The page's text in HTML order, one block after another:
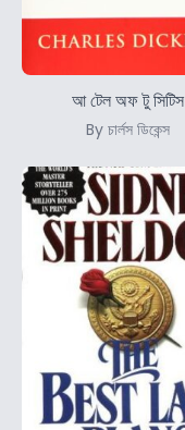
আ টেল অফ টু সিটিস
By চার্লস ডিকেন্স